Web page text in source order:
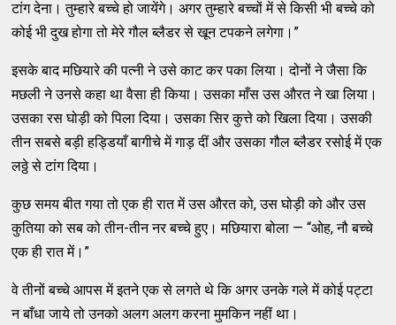
टांग देना। तुम्हारे बच्चे हो जायेंगे। अगर तुम्हारे बच्चों में से किसी भी बच्चे को
कोई भी दुख होगा तो मेरे गौल ब्लैडर से खून टपकने लगेगा।”
इसके बाद मछियारे की पत्नी ने उसे काट कर पका लिया। दोनों ने जैसा कि
मछली ने उनसे कहा था वैसा ही किया। उसका माँस उस औरत ने खा लिया।
उसका रस घोड़ी को पिला दिया। उसका सिर कुत्ते को खिला दिया। उसकी
तीन सबसे बड़ी हड्डियाँ बागीचे में गाड़ दीं और उसका गौल ब्लैडर रसोई में एक
लठ्ठे से टांग दिया।
कुछ समय बीत गया तो एक ही रात में उस औरत को, उस घोड़ी को और उस
कुतिया को सब को तीन-तीन नर बच्चे हुए। मछियारा बोला — “ओह, नौ बच्चे
एक ही रात में।”
वे तीनों बच्चे आपस में इतने एक से लगते थे कि अगर उनके गले में कोई पट्टा
न बाँधा जाये तो उनको अलग अलग करना मुमकिन नहीं था।